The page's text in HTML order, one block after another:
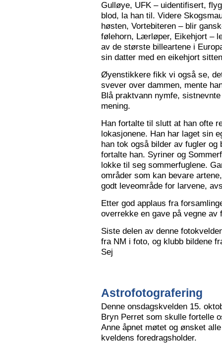
Gulløye, UFK – uidentifisert,
blod, la han til. Videre
høsten, Vortebiteren – blir
følehorn, Lærløper, Eikehjort –
av de største billeartene i
sin datter med en eikehjort
Øyenstikkere fikk vi også se,
svever over dammen, mente
Blå praktvann nymfe,
mening.
Han fortalte til slutt at han ofte
lokasjonene. Han har laget sin
han tok også bilder av fugler
fortalte han. Syriner og
lokke til seg sommerfuglene.
områder som kan bevare
godt leveområde for larvene,
Etter god applaus fra
overrekke en gave på vegne av
Siste delen av denne
fra NM i foto, og klubb bildene
Sej
Astrofotografering
Denne onsdagskvelden 15.
Bryn Perret som skulle fortelle
Anne åpnet møtet og ønsket
kveldens foredragsholder.